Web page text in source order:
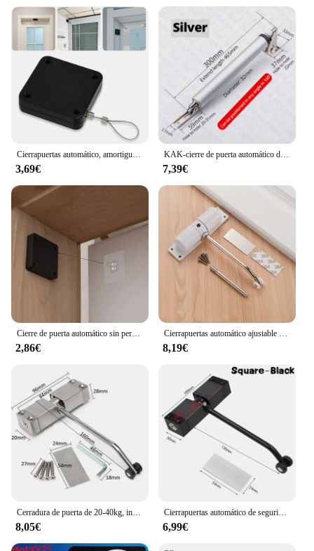
3,69€
KAK-cierre de puerta automático de 35KG, accesorio de posicionamiento de velocidad ajustable neumática, soporte de puerta protector
7,39€
2,86€ 8,19€
8,05€
Cierrapuertas automático de seguridad con resorte, dispositivo de cierre de puerta ajustable, herrajes para puertas de muebles, convertir puertas con bisagras a cierre automático
6,99€